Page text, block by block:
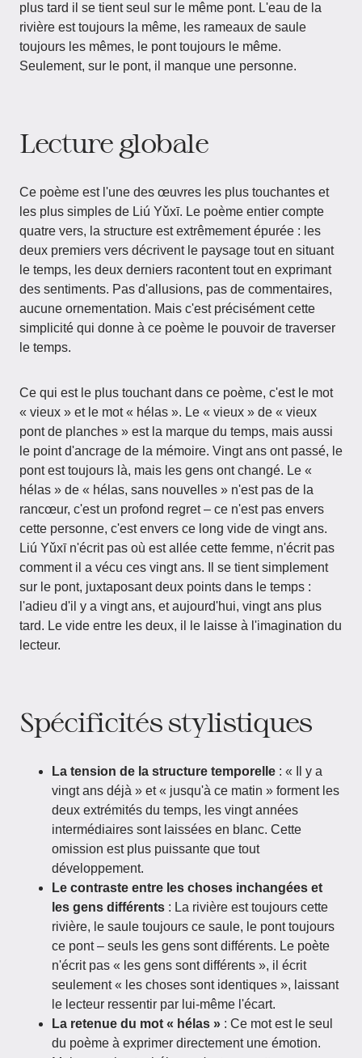
plus tard il se tient seul sur le même pont. L'eau de la
rivière est toujours la même, les rameaux de saule
toujours les mêmes, le pont toujours le même.
Seulement, sur le pont, il manque une personne.
Lecture globale
Ce poème est l'une des œuvres les plus touchantes et
les plus simples de Liú Yǔxī. Le poème entier compte
quatre vers, la structure est extrêmement épurée : les
deux premiers vers décrivent le paysage tout en situant
le temps, les deux derniers racontent tout en exprimant
des sentiments. Pas d'allusions, pas de commentaires,
aucune ornementation. Mais c'est précisément cette
simplicité qui donne à ce poème le pouvoir de traverser
le temps.
Ce qui est le plus touchant dans ce poème, c'est le mot
« vieux » et le mot « hélas ». Le « vieux » de « vieux
pont de planches » est la marque du temps, mais aussi
le point d'ancrage de la mémoire. Vingt ans ont passé, le
pont est toujours là, mais les gens ont changé. Le «
hélas » de « hélas, sans nouvelles » n'est pas de la
rancœur, c'est un profond regret – ce n'est pas envers
cette personne, c'est envers ce long vide de vingt ans.
Liú Yǔxī n'écrit pas où est allée cette femme, n'écrit pas
comment il a vécu ces vingt ans. Il se tient simplement
sur le pont, juxtaposant deux points dans le temps :
l'adieu d'il y a vingt ans, et aujourd'hui, vingt ans plus
tard. Le vide entre les deux, il le laisse à l'imagination du
lecteur.
Spécificités stylistiques
La tension de la structure temporelle : « Il y a
vingt ans déjà » et « jusqu'à ce matin » forment les
deux extrémités du temps, les vingt années
intermédiaires sont laissées en blanc. Cette
omission est plus puissante que tout
développement.
Le contraste entre les choses inchangées et
les gens différents : La rivière est toujours cette
rivière, le saule toujours ce saule, le pont toujours
ce pont – seuls les gens sont différents. Le poète
n'écrit pas « les gens sont différents », il écrit
seulement « les choses sont identiques », laissant
le lecteur ressentir par lui-même l'écart.
La retenue du mot « hélas » : Ce mot est le seul
du poème à exprimer directement une émotion.